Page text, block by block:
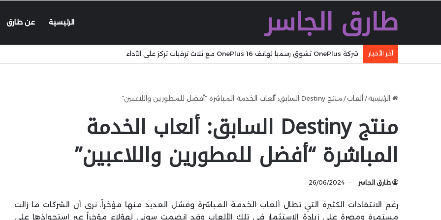
طارق الجاسر الرئيسية عن طارق
آخر الأخبار شركة Ugreen تطلق شاحنا سريعا جديدا بقدرة 160 W بتقنية GaN مع تقنية WiFi وكابل مدمج وشاشة
الرئيسية/ ألعاب/ منتج Destiny السابق: ألعاب الخدمة المباشرة “أفضل للمطورين واللاعبين”
منتج Destiny السابق: ألعاب الخدمة
المباشرة “أفضل للمطورين واللاعبين”
طارق الجاسر 26/06/2024
رغم الانتقادات الكثيرة التي تطال ألعاب الخدمة المباشرة وفشل العديد منها مؤخراً، نرى أن الشركات ما زالت
مستمرة ومصرة على زيادة الاستثمار في تلك الألعاب وقد انضمت سوني لهؤلاء مؤخراً عبر استحواذها على